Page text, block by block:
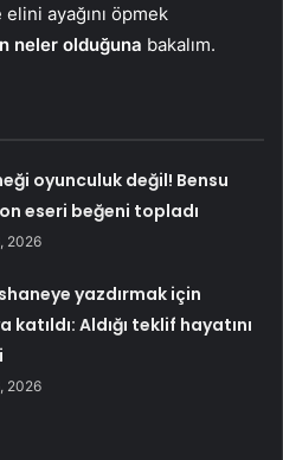
ayağını öpmek
neler olduğuna bakalım.
oyunculuk değil! Bensu
eseri beğeni topladı
2026
yazdırmak için
katıldı: Aldığı teklif hayatını
2026